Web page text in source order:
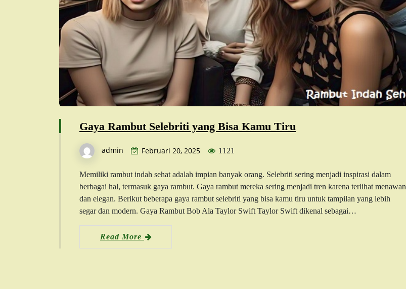
Gaya Rambut Selebriti yang Bisa Kamu Tiru
admin Februari 20, 2025 1121
Memiliki rambut indah sehat adalah impian banyak orang. Selebriti sering menjadi inspirasi dalam
berbagai hal, termasuk gaya rambut. Gaya rambut mereka sering menjadi tren karena terlihat menawan
dan elegan. Berikut beberapa gaya rambut selebriti yang bisa kamu tiru untuk tampilan yang lebih
segar dan modern. Gaya Rambut Bob Ala Taylor Swift Taylor Swift dikenal sebagai…
Read More